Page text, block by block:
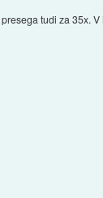
tudi za 35x.